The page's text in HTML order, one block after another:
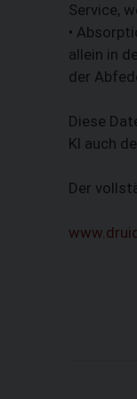
Service,
•
allein in
der
Diese
KI auch
Der